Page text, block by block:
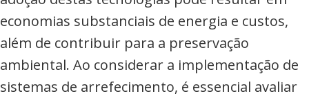
economias substanciais de energia e custos,
além de contribuir para a preservação
ambiental. Ao considerar a implementação de
sistemas de arrefecimento, é essencial avaliar